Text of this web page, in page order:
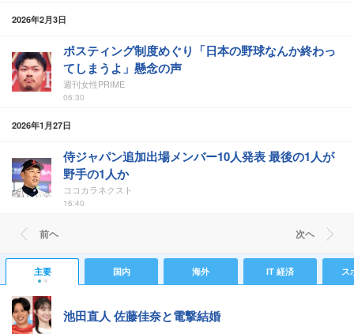
2026年2月3日
ポスティング制度めぐり「日本の野球なんか終わっ
てしまうよ」懸念の声
週刊女性PRIME
06:30
2026年1月27日
侍ジャパン追加出場メンバー10人発表 最後の1人が
野手の1人か
ココカラネクスト
16:40
前ヘ 次ヘ
主要 国内 海外 IT 経済 ス
池田直人 佐藤佳奈と電撃結婚